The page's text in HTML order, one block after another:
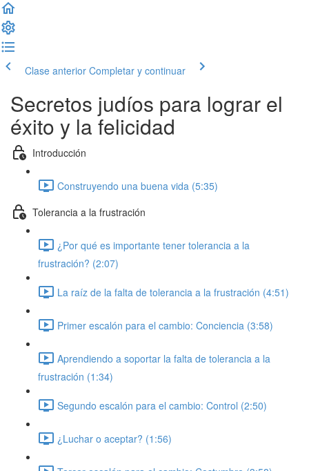
Clase anterior Completar y continuar
Secretos judíos para lograr el
éxito y la felicidad
Introducción
Construyendo una buena vida (5:35)
Tolerancia a la frustración
¿Por qué es importante tener tolerancia a la
frustración? (2:07)
La raíz de la falta de tolerancia a la frustración (4:51)
Primer escalón para el cambio: Conciencia (3:58)
Aprendiendo a soportar la falta de tolerancia a la
frustración (1:34)
Segundo escalón para el cambio: Control (2:50)
¿Luchar o aceptar? (1:56)